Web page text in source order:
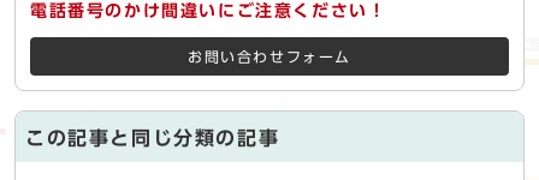
電話番号のかけ間違いにご注意ください！
お問い合わせフォーム
この記事と同じ分類の記事